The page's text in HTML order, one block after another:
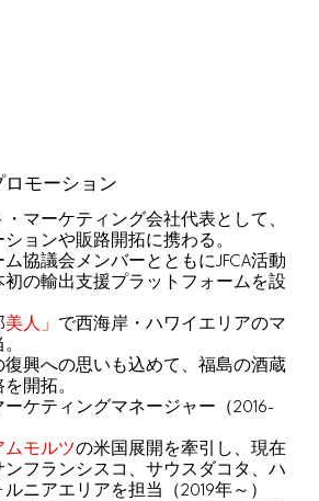
モーション
・マーケティング会社代表として、
ョンや販路開拓に携わる。
ム協議会メンバーとともにJFCA活動
初の輸出支援プラットフォームを設
美人」 で西海岸・ハワイエリアのマ
復興への思いも込めて、福島の酒蔵
開拓。
ーケティングマネージャー（2016-
ムモルツの米国展開を牽引し、現在
フランシスコ、サウスダコタ、ハ
ニアエリアを担当（2019年～）